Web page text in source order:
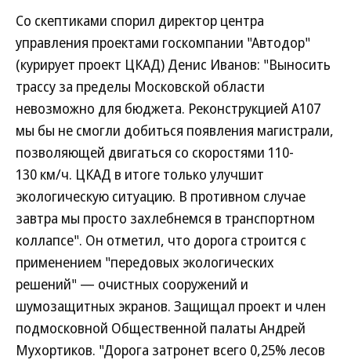
Со скептиками спорил директор центра
управления проектами госкомпании "Автодор"
(курирует проект ЦКАД) Денис Иванов: "Выносить
трассу за пределы Московской области
невозможно для бюджета. Реконструкцией А107
мы бы не смогли добиться появления магистрали,
позволяющей двигаться со скоростями 110-
130 км/ч. ЦКАД в итоге только улучшит
экологическую ситуацию. В противном случае
завтра мы просто захлебнемся в транспортном
коллапсе". Он отметил, что дорога строится с
применением "передовых экологических
решений" — очистных сооружений и
шумозащитных экранов. Защищал проект и член
подмосковной Общественной палаты Андрей
Мухортиков. "Дорога затронет всего 0,25% лесов